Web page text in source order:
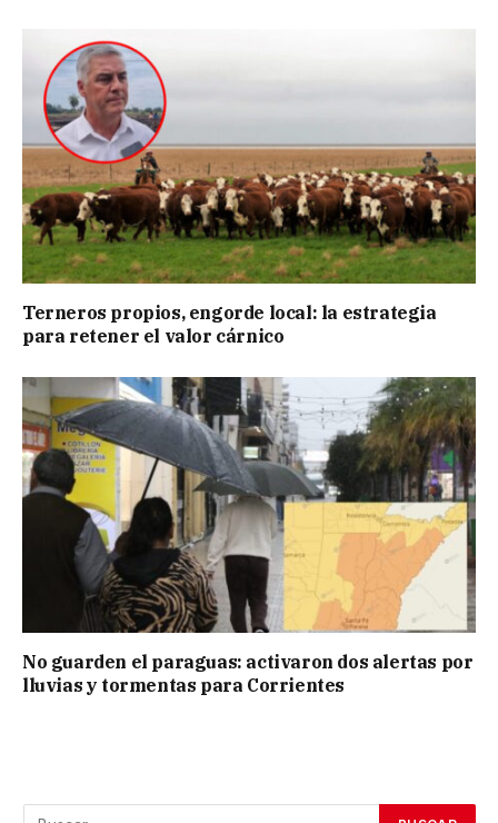
Terneros propios, engorde local: la estrategia
para retener el valor cárnico
No guarden el paraguas: activaron dos alertas por
lluvias y tormentas para Corrientes